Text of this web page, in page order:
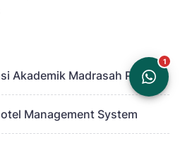
Akademik Madrasah PHP
Management System